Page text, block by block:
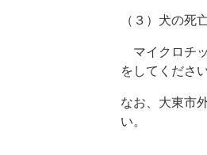
（３）犬の死
マイクロチ
をしてください
なお、大東市
い。